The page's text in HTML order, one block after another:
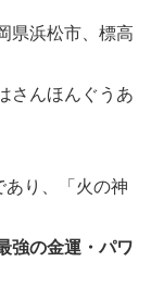
県浜松市、標高
さんほんぐうあ
り、「火の神
強の金運・パワ